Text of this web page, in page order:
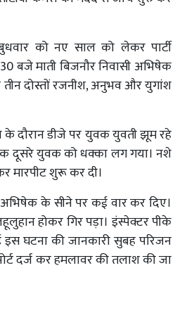
को नए साल को लेकर पार्टी
बजे माती बिजनौर निवासी अभिषेक
तीन दोस्तों रजनीश, अनुभव और युगांश
के दौरान डीजे पर युवक युवती झूम रहे
दूसरे युवक को धक्का लग गया। नशे
शुरू कर दी।
के सीने पर कई वार कर दिए।
होकर गिर पड़ा। इंस्पेक्टर पीके
इस घटना की जानकारी सुबह परिजन
दर्ज कर हमलावर की तलाश की जा